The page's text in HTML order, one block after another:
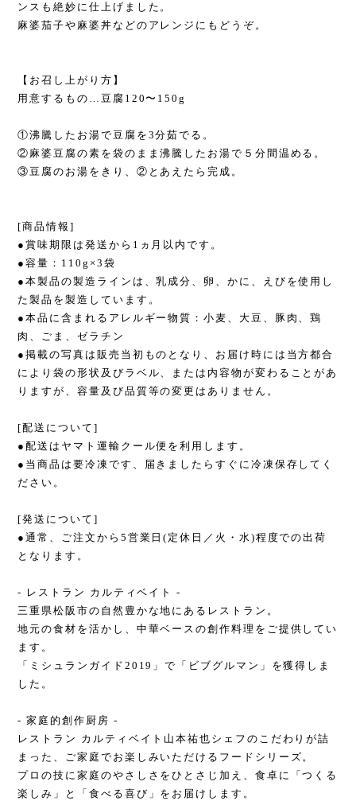
ンスも絶妙に仕上げました。
麻婆茄子や麻婆丼などのアレンジにもどうぞ。
【お召し上がり方】
用意するもの…豆腐120〜150g
①沸騰したお湯で豆腐を3分茹でる。
②麻婆豆腐の素を袋のまま沸騰したお湯で５分間温める。
③豆腐のお湯をきり、②とあえたら完成。
[商品情報]
●賞味期限は発送から1ヵ月以内です。
●容量：110g×3袋
●本製品の製造ラインは、乳成分、卵、かに、えびを使用し
た製品を製造しています。
●本品に含まれるアレルギー物質：小麦、大豆、豚肉、鶏
肉、ごま、ゼラチン
●掲載の写真は販売当初ものとなり、お届け時には当方都合
により袋の形状及びラベル、または内容物が変わることがあ
りますが、容量及び品質等の変更はありません。
[配送について]
●配送はヤマト運輸クール便を利用します。
●当商品は要冷凍です、届きましたらすぐに冷凍保存してく
ださい。
[発送について]
●通常、ご注文から5営業日(定休日／火・水)程度での出荷
となります。
- レストラン カルティベイト -
三重県松阪市の自然豊かな地にあるレストラン。
地元の食材を活かし、中華ベースの創作料理をご提供してい
ます。
「ミシュランガイド2019」で「ビブグルマン」を獲得しま
した。
- 家庭的創作厨房 -
レストラン カルティベイト山本祐也シェフのこだわりが詰
まった、ご家庭でお楽しみいただけるフードシリーズ。
プロの技に家庭のやさしさをひとさじ加え、食卓に「つくる
楽しみ」と「食べる喜び」をお届けします。